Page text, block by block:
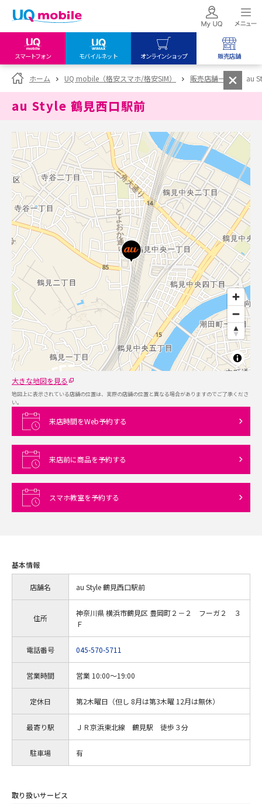
スマートフォン モバイルネット オンラインショップ 販売店舗
my UQ WiMAX
UQ WiMAX ご契約の方
My UQ mobile
UQ mobile
データチャージサイト
UQ mobile
オンラインショップ
UQ WiMAX
UQ mobile
販売店舗
UQ WiMAX
ホーム UQ mobile（格安スマホ/格安SIM） 販売店舗一覧 au
au Style 鶴見西口駅前
大きな地図を見る
地図上に表示されている店舗の位置は、実際の店舗の位置と異なる場合がありますのでご了承くださ
い。
来店時間をWeb予約する
来店前に商品を予約する
スマホ教室を予約する
基本情報
店舗名 au Style 鶴見西口駅前
住所
神奈川県 横浜市鶴見区 豊岡町２－２ フーガ２ ３
Ｆ
電話番号 045-570-5711
営業時間 営業 10:00～19:00
定休日 第2木曜日（但し 8月は第3木曜 12月は無休）
最寄り駅 ＪＲ京浜東北線 鶴見駅 徒歩３分
駐車場 有
取り扱いサービス